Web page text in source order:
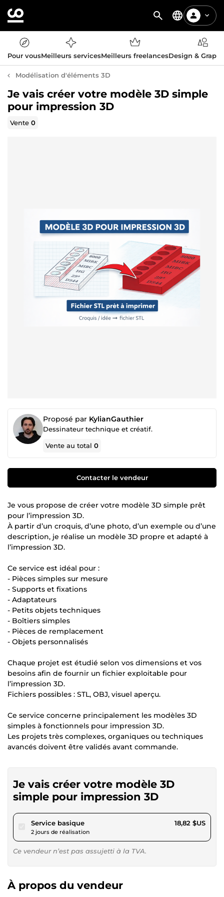
Pour vousMeilleurs servicesMeilleurs freelancesDesign &
Modélisation d'éléments 3D
Je vais créer votre modèle 3D simple
pour impression 3D
Vente0
Proposé par KylianGauthier
Dessinateur technique et créatif.
Vente au total0
Contacter le vendeur
Je vous propose de créer votre modèle 3D simple prêt
pour l’impression 3D.
À partir d’un croquis, d’une photo, d’un exemple ou d’une
description, je réalise un modèle 3D propre et adapté à
l’impression 3D.
Ce service est idéal pour :
- Pièces simples sur mesure
- Supports et fixations
- Adaptateurs
- Petits objets techniques
- Boîtiers simples
- Pièces de remplacement
- Objets personnalisés
Chaque projet est étudié selon vos dimensions et vos
besoins afin de fournir un fichier exploitable pour
l’impression 3D.
Fichiers possibles : STL, OBJ, visuel aperçu.
Ce service concerne principalement les modèles 3D
simples à fonctionnels pour impression 3D.
Les projets très complexes, organiques ou techniques
avancés doivent être validés avant commande.
Je vais créer votre modèle 3D
simple pour impression 3D
Service basiquepour 17,34 $US
2 jours de réalisation
18,82 $US
Ce vendeur n’est pas assujetti à la TVA.
À propos du vendeur